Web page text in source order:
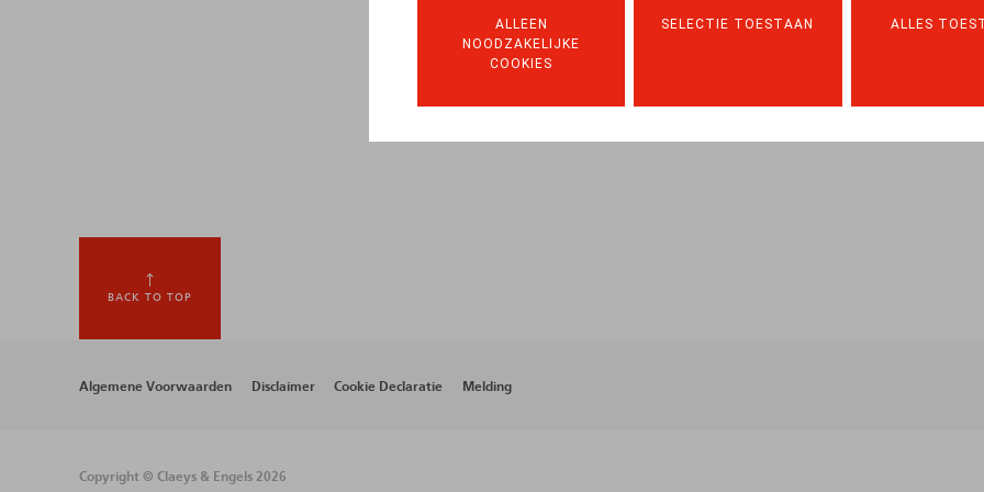
ALLEEN
NOODZAKELIJKE
COOKIES
SELECTIE TOESTAAN ALLES
BACK TO TOP
Footer
Algemene Voorwaarden Disclaimer Cookie Declaratie Melding
Copyright © Claeys & Engels 2026